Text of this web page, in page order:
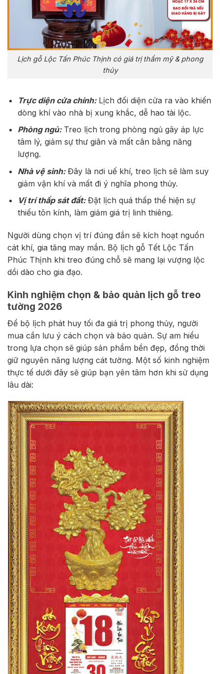
Lịch gỗ Lộc Tấn Phúc Thịnh có giá trị thẩm mỹ & phong
thủy
Trực diện cửa chính:Lịch đối diện cửa ra vào khiến
dòng khí vào nhà bị xung khắc, dễ hao tài lộc.
Phòng ngủ:Treo lịch trong phòng ngủ gây áp lực
tâm lý, giảm sự thư giãn và mất cân bằng năng
lượng.
Nhà vệ sinh:Đây là nơi uế khí, treo lịch sẽ làm suy
giảm vận khí và mất đi ý nghĩa phong thủy.
Vị trí thấp sát đất:Đặt lịch quá thấp thể hiện sự
thiếu tôn kính, làm giảm giá trị linh thiêng.
Người dùng chọn vị trí đúng đắn sẽ kích hoạt nguồn
cát khí, gia tăng may mắn. Bộ lịch gỗ Tết Lộc Tấn
Phúc Thịnh khi treo đúng chỗ sẽ mang lại vượng lộc
dồi dào cho gia đạo.
Kinh nghiệm chọn & bảo quản lịch gỗ treo
tường 2026
Để bộ lịch phát huy tối đa giá trị phong thủy, người
mua cần lưu ý cách chọn và bảo quản. Sự am hiểu
trong lựa chọn sẽ giúp sản phẩm bền đẹp, đồng thời
giữ nguyên năng lượng cát tường. Một số kinh nghiệm
thực tế dưới đây sẽ giúp bạn yên tâm hơn khi sử dụng
lâu dài: